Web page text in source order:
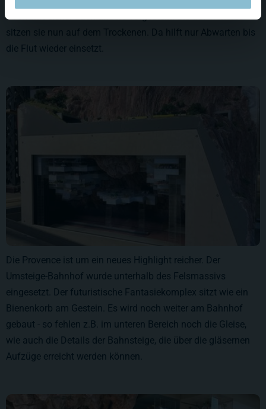
Überfahrt sicher auch anders vorgestellt. Bis auf weiteres
sitzen sie nun auf dem Trockenen. Da hilft nur Abwarten bis
die Flut wieder einsetzt.
Die Provence ist um ein neues Highlight reicher. Der
Umsteige-Bahnhof wurde unterhalb des Felsmassivs
eingesetzt. Der futuristische Fantasiekomplex sitzt wie ein
Bienenkorb am Gestein. Es wird noch weiter am Bahnhof
gebaut - so fehlen z.B. im unteren Bereich noch die Gleise,
wie auch die Details der Bahnsteige, die über die gläsernen
Aufzüge erreicht werden können.